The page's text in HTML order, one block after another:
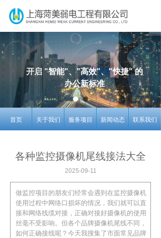
首页 关于我们 服务项目 新闻动态 联系我们
开启 "智能"、"高效"、"快捷"的
办公新标准
各种监控摄像机尾线接法大全
2025-09-11
做监控项目的朋友们经常会遇到在监控摄像机
使用过程中网络口损坏的情况，我们就可以直
接和网络线缆对接，正确对接好摄像机的使用
丝毫不受影响。但各个品牌摄像机尾线不同，
如何正确接线呢？今天我搜集了市面常见品牌